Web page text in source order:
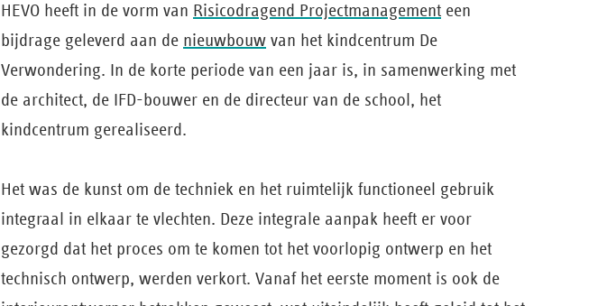
HEVO heeft in de vorm van Risicodragend Projectmanagement een
bijdrage geleverd aan de nieuwbouw van het kindcentrum De
Verwondering. In de korte periode van een jaar is, in samenwerking met
de architect, de IFD-bouwer en de directeur van de school, het
kindcentrum gerealiseerd.
Het was de kunst om de techniek en het ruimtelijk functioneel gebruik
integraal in elkaar te vlechten. Deze integrale aanpak heeft er voor
gezorgd dat het proces om te komen tot het voorlopig ontwerp en het
technisch ontwerp, werden verkort. Vanaf het eerste moment is ook de